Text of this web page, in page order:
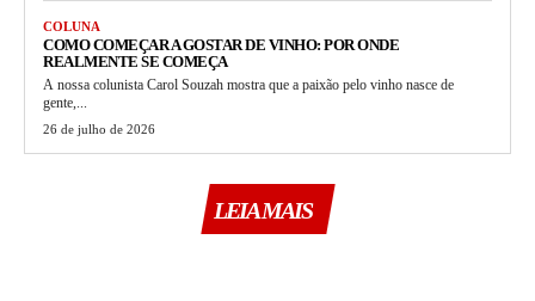
COLUNA
COMO COMEÇAR A GOSTAR DE VINHO: POR ONDE
REALMENTE SE COMEÇA
A nossa colunista Carol Souzah mostra que a paixão pelo vinho nasce de
gente,...
26 de julho de 2026
LEIA MAIS